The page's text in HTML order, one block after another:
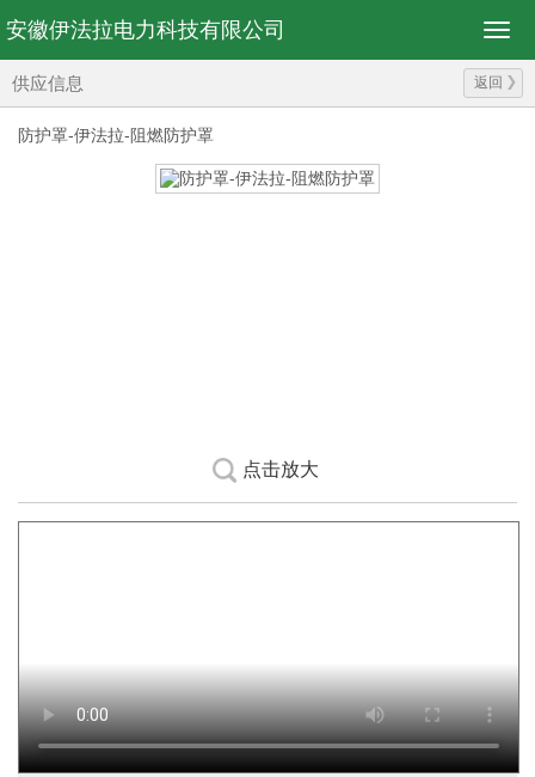
安徽伊法拉电力科技有限公司
供应信息 返回
防护罩-伊法拉-阻燃防护罩
点击放大